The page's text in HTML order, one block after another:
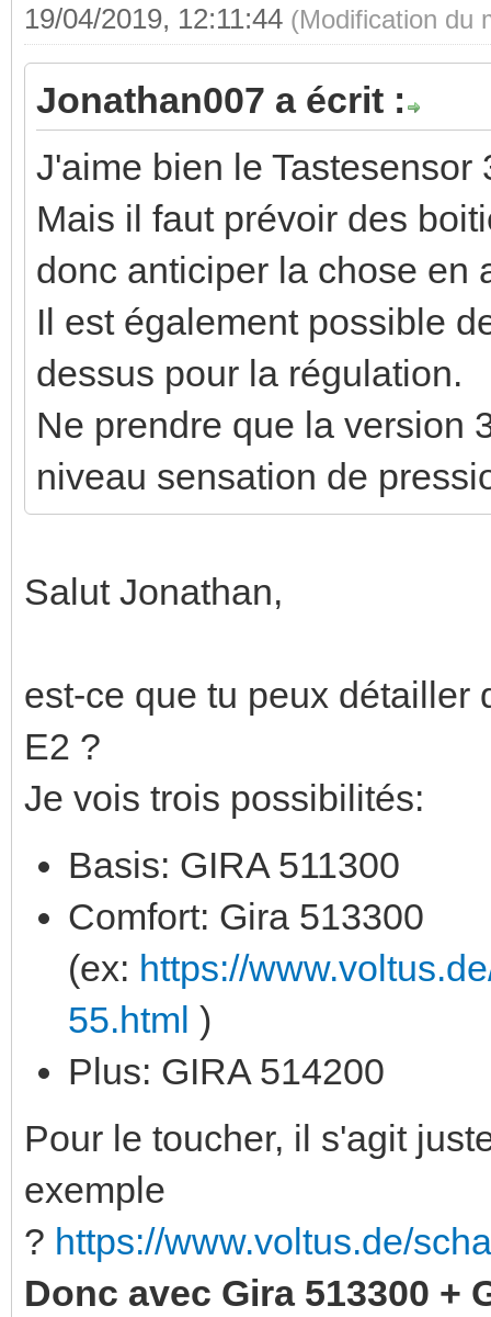
19/04/2019, 12:11:44 (Modification du
Jonathan007 a écrit :
J'aime bien le Tastesensor
Mais il faut prévoir des
donc anticiper la chose en
Il est également possible
dessus pour la régulation.
Ne prendre que la version
niveau sensation de
Salut Jonathan,
est-ce que tu peux détailler
E2 ?
Je vois trois possibilités:
Basis: GIRA 511300
Comfort: Gira 513300
(ex: https://
55.html )
Plus: GIRA 514200
Pour le toucher, il s'agit
exemple
? https://www.voltus.de/
Donc avec Gira 513300 +